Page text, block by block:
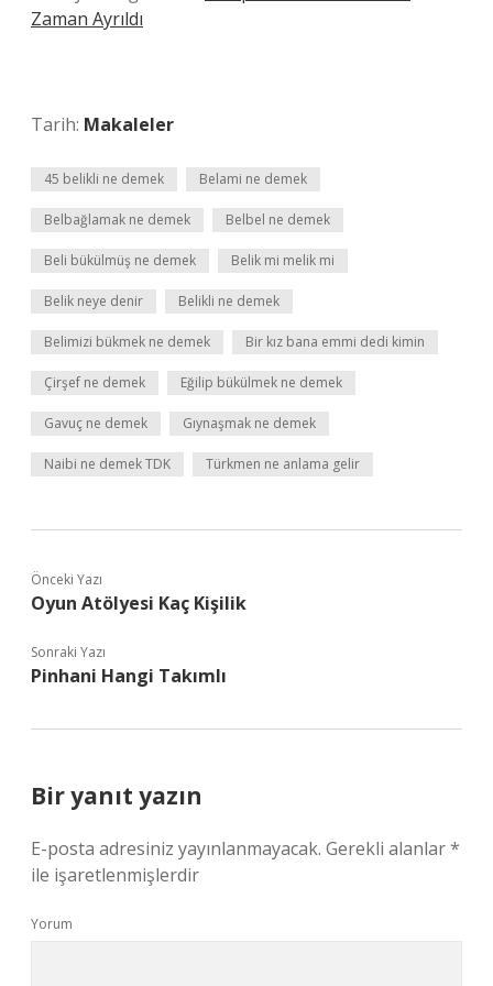
Zaman Ayrıldı
Tarih: Makaleler
45 belikli ne demek Belami ne demek
Belbağlamak ne demek Belbel ne demek
Beli bükülmüş ne demek Belik mi melik mi
Belik neye denir Belikli ne demek
Belimizi bükmek ne demek Bir kız bana emmi dedi kimin
Çirşef ne demek Eğilip bükülmek ne demek
Gavuç ne demek Gıynaşmak ne demek
Naibi ne demek TDK Türkmen ne anlama gelir
Önceki Yazı
Oyun Atölyesi Kaç Kişilik
Sonraki Yazı
Pinhani Hangi Takımlı
Bir yanıt yazın
E-posta adresiniz yayınlanmayacak. Gerekli alanlar*
ile işaretlenmişlerdir
Yorum